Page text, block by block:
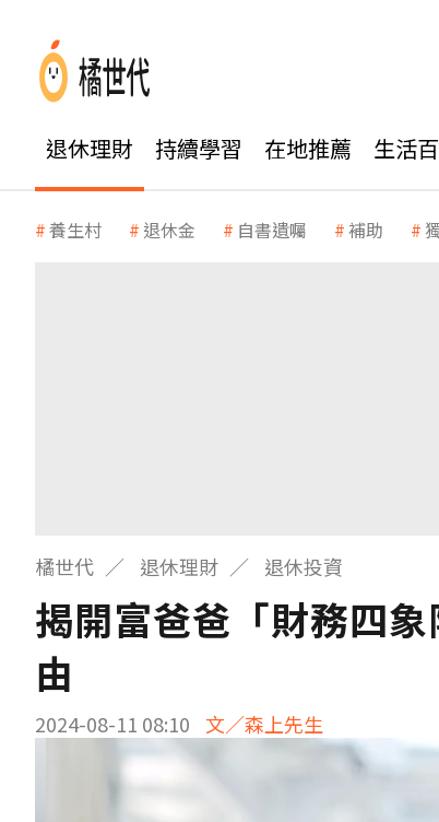
退休理財 持續學習 在地推薦 生活
養生村 退休金 自書遺囑 補助
橘世代 退休理財 退休投資
揭開富爸爸「財務四
由
2024-08-11 08:10 文／森上先生